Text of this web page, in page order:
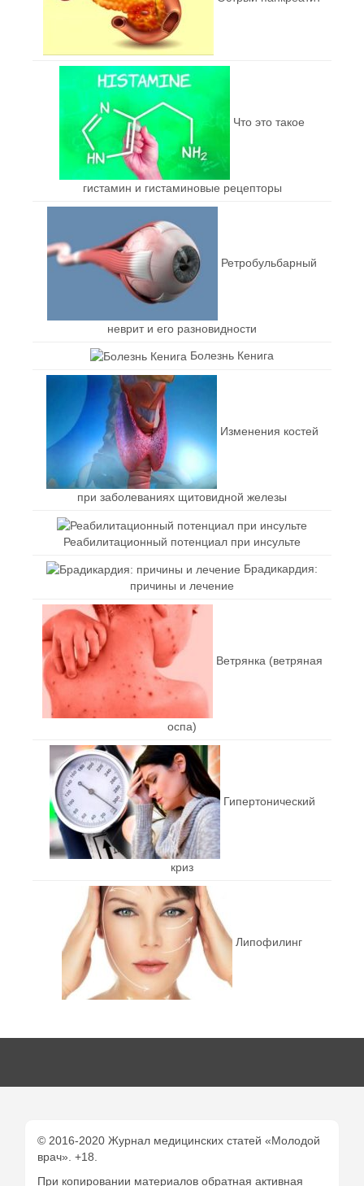
Что это такое
гистамин и гистаминовые рецепторы
Ретробульбарный
неврит и его разновидности
Болезнь Кенига
Изменения костей
при заболеваниях щитовидной железы
Реабилитационный потенциал при инсульте
Брадикардия:
причины и лечение
Ветрянка (ветряная
оспа)
Гипертонический
криз
Липофилинг
© 2016-2020 Журнал медицинских статей «Молодой
врач». +18.
При копировании материалов обратная активная